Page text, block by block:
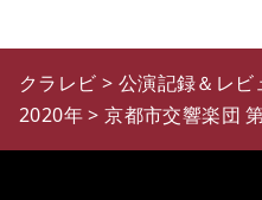
クラレビ > 公演記録＆レビ
2020年>京都市交響楽団